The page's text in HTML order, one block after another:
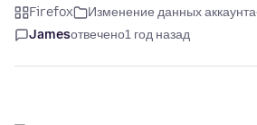
Firefox Изменение данных аккаунта
Jamesотвечено1 год назад